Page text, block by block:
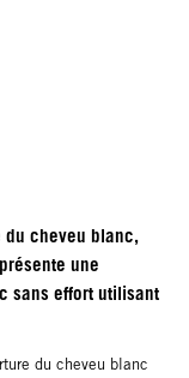
du cheveu blanc,
une
sans effort utilisant
du cheveu blanc